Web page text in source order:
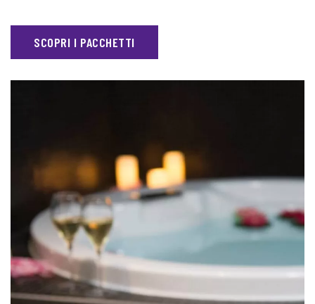
SCOPRI I PACCHETTI